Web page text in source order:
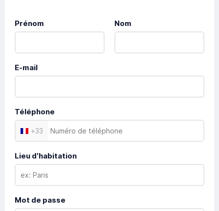
Prénom Nom
E-mail
Téléphone
+33
Lieu d'habitation
Mot de passe